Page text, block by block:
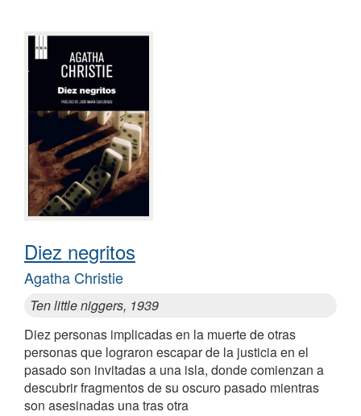
Diez negritos
Agatha Christie
Ten little niggers, 1939
Diez personas implicadas en la muerte de otras
personas que lograron escapar de la justicia en el
pasado son invitadas a una isla, donde comienzan a
descubrir fragmentos de su oscuro pasado mientras
son asesinadas una tras otra